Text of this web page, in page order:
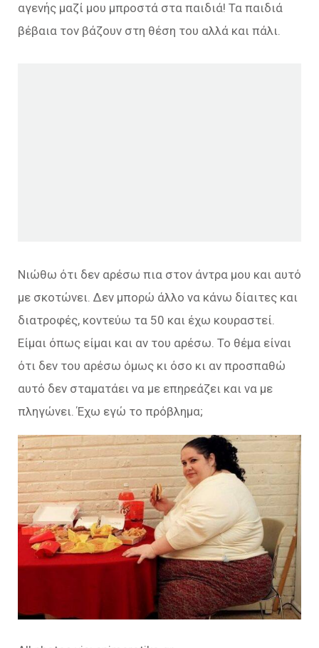
αγενής μαζί μου μπροστά στα παιδιά! Τα παιδιά
βέβαια τον βάζουν στη θέση του αλλά και πάλι.
Νιώθω ότι δεν αρέσω πια στον άντρα μου και αυτό
με σκοτώνει. Δεν μπορώ άλλο να κάνω δίαιτες και
διατροφές, κοντεύω τα 50 και έχω κουραστεί.
Είμαι όπως είμαι και αν του αρέσω. Το θέμα είναι
ότι δεν του αρέσω όμως κι όσο κι αν προσπαθώ
αυτό δεν σταματάει να με επηρεάζει και να με
πληγώνει. Έχω εγώ το πρόβλημα;